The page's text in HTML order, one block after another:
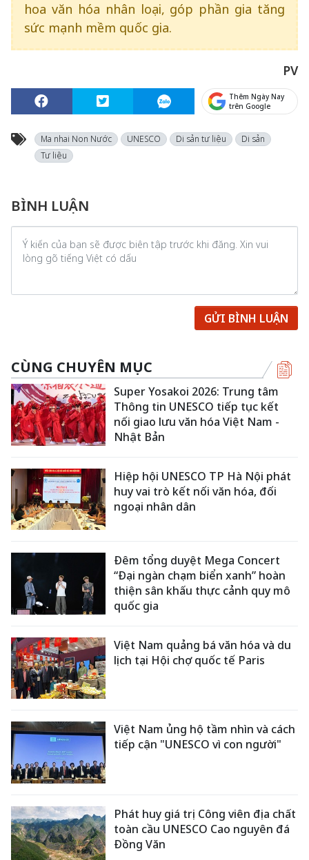
hoa văn hóa nhân loại, góp phần gia tăng
sức mạnh mềm quốc gia.
PV
Thêm Ngày Nay
trên Google
Ma nhai Non Nước UNESCO Di sản tư liệu
Di sản
Tư liệu
BÌNH LUẬN
GỬI BÌNH LUẬN
CÙNG CHUYÊN MỤC
Super Yosakoi 2026: Trung tâm
Thông tin UNESCO tiếp tục kết
nối giao lưu văn hóa Việt Nam -
Nhật Bản
Hiệp hội UNESCO TP Hà Nội phát
huy vai trò kết nối văn hóa, đối
ngoại nhân dân
Đêm tổng duyệt Mega Concert
“Đại ngàn chạm biển xanh” hoàn
thiện sân khấu thực cảnh quy mô
quốc gia
Việt Nam quảng bá văn hóa và du
lịch tại Hội chợ quốc tế Paris
Việt Nam ủng hộ tầm nhìn và cách
tiếp cận "UNESCO vì con người"
Phát huy giá trị Công viên địa chất
toàn cầu UNESCO Cao nguyên đá
Đồng Văn